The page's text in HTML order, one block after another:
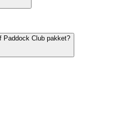
Paddock Club pakket?